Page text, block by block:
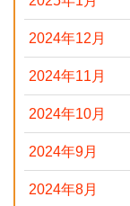
2024年12月
2024年11月
2024年10月
2024年9月
2024年8月